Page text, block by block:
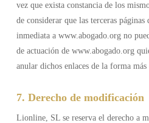
vez que exista constancia de los
de considerar que las terceras
inmediata a www.abogado.org no
de actuación de www.abogado.org
anular dichos enlaces de la forma
7. Derecho de modificación
Lionline, SL se reserva el derecho a